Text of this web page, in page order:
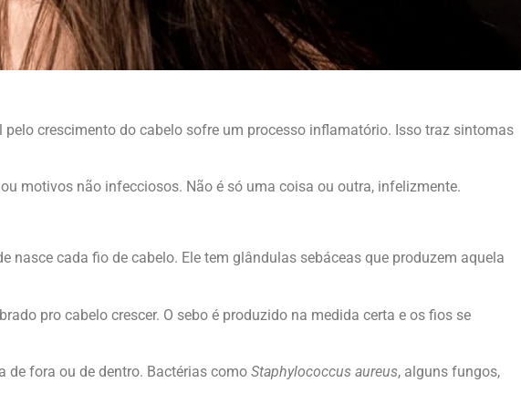
crescimento do cabelo sofre um processo inflamatório. Isso traz sintomas
motivos não infecciosos. Não é só uma coisa ou outra, infelizmente.
nasce cada fio de cabelo. Ele tem glândulas sebáceas que produzem aquela
pro cabelo crescer. O sebo é produzido na medida certa e os fios se
de fora ou de dentro. Bactérias como Staphylococcus aureus, alguns fungos,